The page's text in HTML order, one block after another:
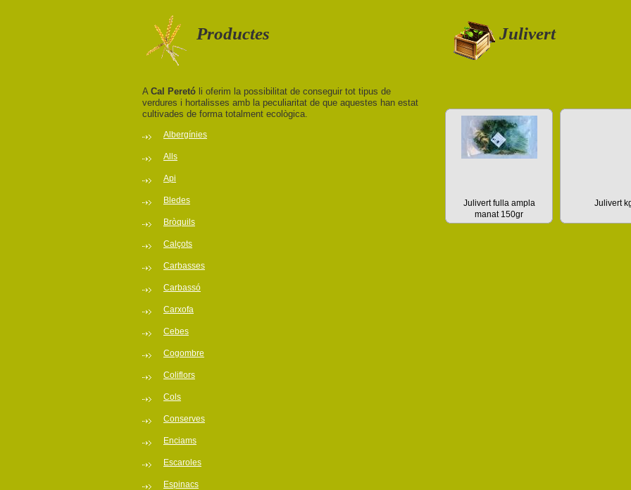
Productes
A Cal Peretó li oferim la possibilitat de conseguir tot tipus de
verdures i hortalisses amb la peculiaritat de que aquestes han estat
cultivades de forma totalment ecològica.
Albergínies
Alls
Api
Bledes
Bròquils
Calçots
Carbasses
Carbassó
Carxofa
Cebes
Cogombre
Coliflors
Cols
Conserves
Enciams
Escaroles
Espinacs
Julivert
Julivert fulla ampla
manat 150gr
Julivert